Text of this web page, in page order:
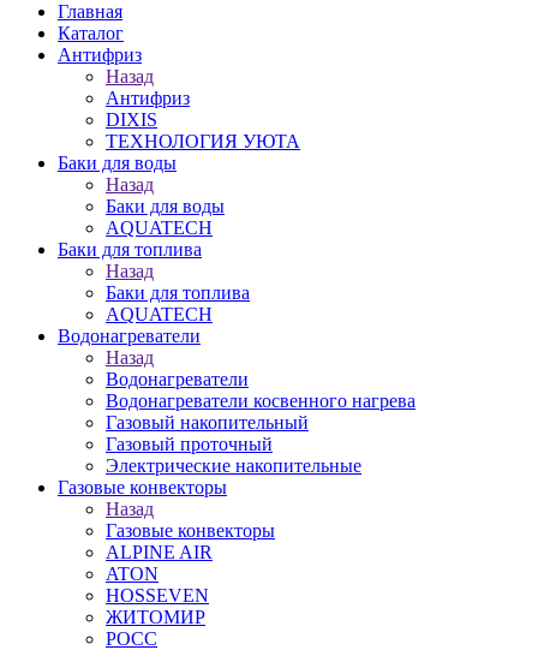
Главная
Каталог
Антифриз
Назад
Антифриз
DIXIS
ТЕХНОЛОГИЯ УЮТА
Баки для воды
Назад
Баки для воды
AQUATECH
Баки для топлива
Назад
Баки для топлива
AQUATECH
Водонагреватели
Назад
Водонагреватели
Водонагреватели косвенного нагрева
Газовый накопительный
Газовый проточный
Электрические накопительные
Газовые конвекторы
Назад
Газовые конвекторы
ALPINE AIR
ATON
HOSSEVEN
ЖИТОМИР
РОСС